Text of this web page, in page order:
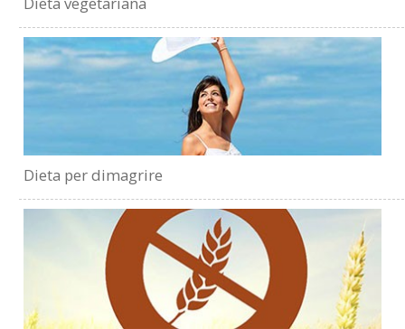
Dieta per dimagrire